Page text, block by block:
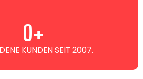
KUNDEN SEIT 2007.
0+